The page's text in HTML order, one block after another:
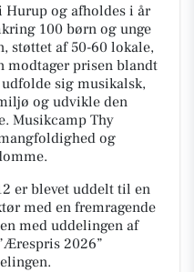
Hurup og afholdes i år
100 børn og unge
støttet af 50-60 lokale,
prisen blandt
sig musikalsk,
og udvikle den
Musikcamp Thy
og
er blevet uddelt til en
med en fremragende
med uddelingen af
2026”